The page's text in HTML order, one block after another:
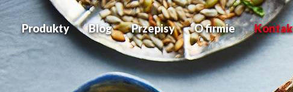
Produkty Blog Przepisy O firmie